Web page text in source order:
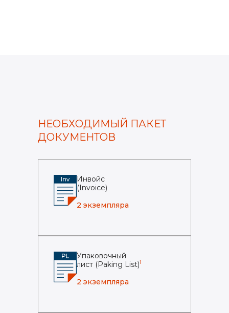
НЕОБХОДИМЫЙ ПАКЕТ
ДОКУМЕНТОВ
Инвойс
(Invoice)
2 экземпляра
Упаковочный
лист (Paking List)1
2 экземпляра